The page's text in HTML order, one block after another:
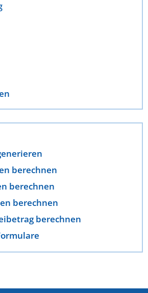
berechnen
berechnen
berechnen
berechnen